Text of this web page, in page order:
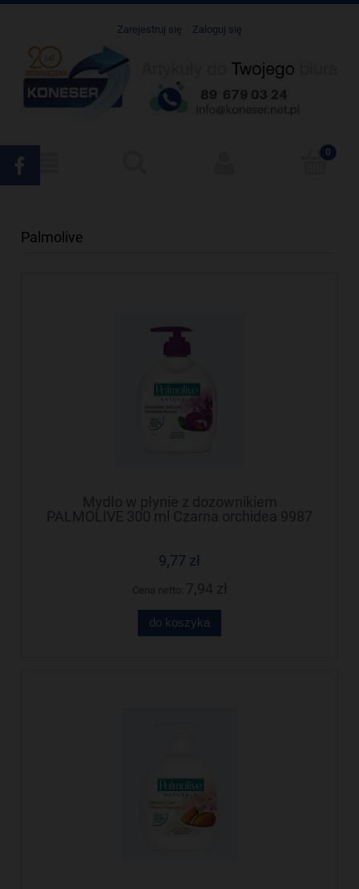
Zarejestruj się Zaloguj się
Palmolive
Mydło w płynie z dozownikiem
PALMOLIVE 300 ml Czarna orchidea 9987
9,77 zł
do koszyka